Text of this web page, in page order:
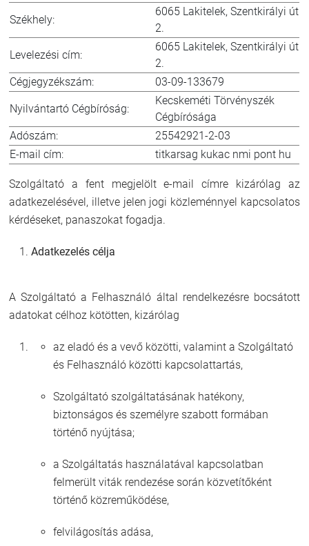
Székhely:
6065 Lakitelek, Szentkirályi út
2.
Levelezési cím:
6065 Lakitelek, Szentkirályi út
2.
Cégjegyzékszám:
03-09-133679
Nyilvántartó Cégbíróság:
Kecskeméti Törvényszék
Cégbírósága
Adószám:
25542921-2-03
E-mail cím:
titkarsag kukac nmi pont hu
Szolgáltató a fent megjelölt e-mail címre kizárólag az
adatkezelésével, illetve jelen jogi közleménnyel kapcsolatos
kérdéseket, panaszokat fogadja.
Adatkezelés célja
A Szolgáltató a Felhasználó által rendelkezésre bocsátott
adatokat célhoz kötötten, kizárólag
az eladó és a vevő közötti, valamint a Szolgáltató
és Felhasználó közötti kapcsolattartás,
Szolgáltató szolgáltatásának hatékony,
biztonságos és személyre szabott formában
történő nyújtása;
a Szolgáltatás használatával kapcsolatban
felmerült viták rendezése során közvetítőként
történő közreműködése,
felvilágosítás adása,